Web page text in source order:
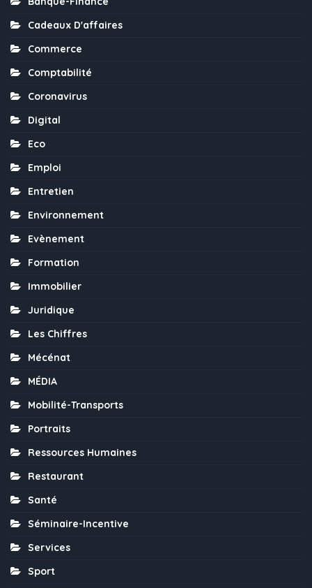
Cadeaux D'affaires
Commerce
Comptabilité
Coronavirus
Digital
Eco
Emploi
Entretien
Environnement
Evènement
Formation
Immobilier
Juridique
Les Chiffres
Mécénat
MÉDIA
Mobilité-Transports
Portraits
Ressources Humaines
Restaurant
Santé
Séminaire-Incentive
Services
Sport